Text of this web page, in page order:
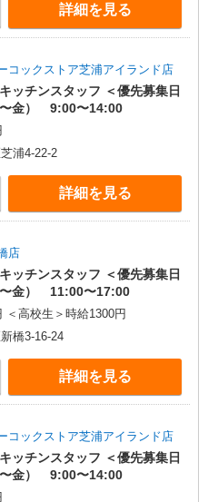
詳細を見る
ックストア芝浦アイランド店
ッチンスタッフ ＜優先募集日
〜金） 9:00〜14:00
浦4-22-2
詳細を見る
店
ッチンスタッフ ＜優先募集日
〜金） 11:00〜17:00
＜高校生＞時給1300円
橋3-16-24
詳細を見る
ックストア芝浦アイランド店
ッチンスタッフ ＜優先募集日
〜金） 9:00〜14:00